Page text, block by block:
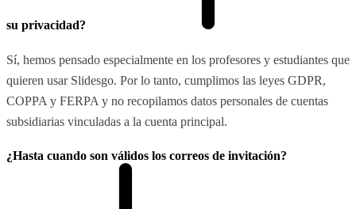
su privacidad?
Sí, hemos pensado especialmente en los profesores y estudiantes que
quieren usar Slidesgo. Por lo tanto, cumplimos las leyes GDPR,
COPPA y FERPA y no recopilamos datos personales de cuentas
subsidiarias vinculadas a la cuenta principal.
¿Hasta cuando son válidos los correos de invitación?